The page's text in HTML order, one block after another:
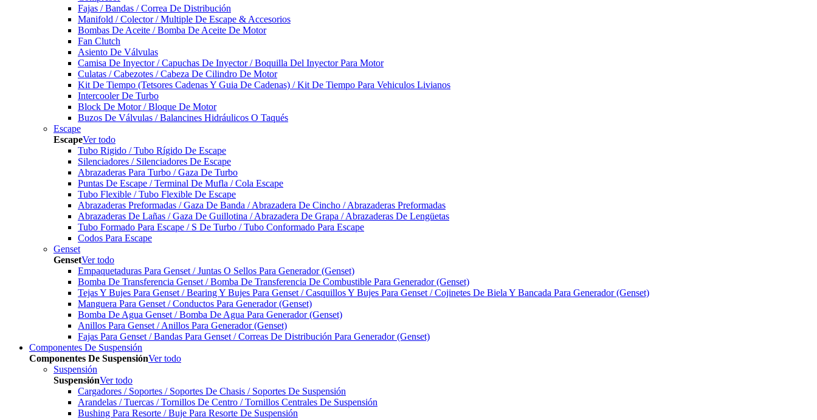
Fajas / Bandas / Correa De Distribución
Manifold / Colector / Multiple De Escape & Accesorios
Bombas De Aceite / Bomba De Aceite De Motor
Fan Clutch
Asiento De Válvulas
Camisa De Inyector / Capuchas De Inyector / Boquilla Del Inyector Para Motor
Culatas / Cabezotes / Cabeza De Cilindro De Motor
Kit De Tiempo (Tetsores Cadenas Y Guia De Cadenas) / Kit De Tiempo Para Vehiculos Livianos
Intercooler De Turbo
Block De Motor / Bloque De Motor
Buzos De Válvulas / Balancines Hidráulicos O Taqués
Escape
EscapeVer todo
Tubo Rigido / Tubo Rígido De Escape
Silenciadores / Silenciadores De Escape
Abrazaderas Para Turbo / Gaza De Turbo
Puntas De Escape / Terminal De Mufla / Cola Escape
Tubo Flexible / Tubo Flexible De Escape
Abrazaderas Preformadas / Gaza De Banda / Abrazadera De Cincho / Abrazaderas Preformadas
Abrazaderas De Lañas / Gaza De Guillotina / Abrazadera De Grapa / Abrazaderas De Lengüetas
Tubo Formado Para Escape / S De Turbo / Tubo Conformado Para Escape
Codos Para Escape
Genset
GensetVer todo
Empaquetaduras Para Genset / Juntas O Sellos Para Generador (Genset)
Bomba De Transferencia Genset / Bomba De Transferencia De Combustible Para Generador (Genset)
Tejas Y Bujes Para Genset / Bearing Y Bujes Para Genset / Casquillos Y Bujes Para Genset / Cojinetes De Biela Y Bancada Para Generador (Genset)
Manguera Para Genset / Conductos Para Generador (Genset)
Bomba De Agua Genset / Bomba De Agua Para Generador (Genset)
Anillos Para Genset / Anillos Para Generador (Genset)
Fajas Para Genset / Bandas Para Genset / Correas De Distribución Para Generador (Genset)
Componentes De Suspensión
Componentes De SuspensiónVer todo
Suspensión
SuspensiónVer todo
Cargadores / Soportes / Soportes De Chasis / Soportes De Suspensión
Arandelas / Tuercas / Tornillos De Centro / Tornillos Centrales De Suspensión
Bushing Para Resorte / Buje Para Resorte De Suspensión